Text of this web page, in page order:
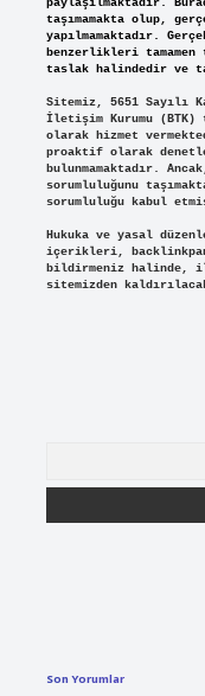
paylaşılmaktadır.
taşımamakta olup,
yapılmamaktadır.
benzerlikleri
taslak halindedir ve
Sitemiz, 5651 Sayılı
İletişim Kurumu (BTK)
olarak hizmet
proaktif olarak
bulunmamaktadır.
sorumluluğunu
sorumluluğu kabul
Hukuka ve yasal
içerikleri,
bildirmeniz
sitemizden
Son Yorumlar